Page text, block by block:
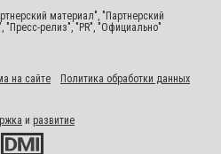
материал", "Партнерский
"Пресс-релиз", "PR", "Официально"
на сайте
Политика обработки данных
и развитие